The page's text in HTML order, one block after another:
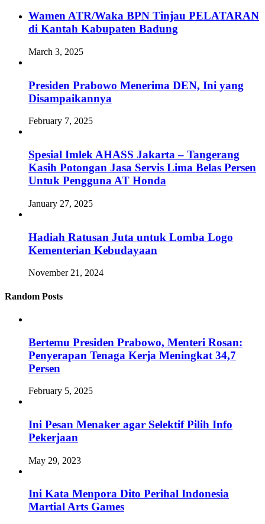
Wamen ATR/Waka BPN Tinjau PELATARAN
di Kantah Kabupaten Badung
March 3, 2025
Presiden Prabowo Menerima DEN, Ini yang
Disampaikannya
February 7, 2025
Spesial Imlek AHASS Jakarta – Tangerang
Kasih Potongan Jasa Servis Lima Belas Persen
Untuk Pengguna AT Honda
January 27, 2025
Hadiah Ratusan Juta untuk Lomba Logo
Kementerian Kebudayaan
November 21, 2024
Random Posts
Bertemu Presiden Prabowo, Menteri Rosan:
Penyerapan Tenaga Kerja Meningkat 34,7
Persen
February 5, 2025
Ini Pesan Menaker agar Selektif Pilih Info
Pekerjaan
May 29, 2023
Ini Kata Menpora Dito Perihal Indonesia
Martial Arts Games